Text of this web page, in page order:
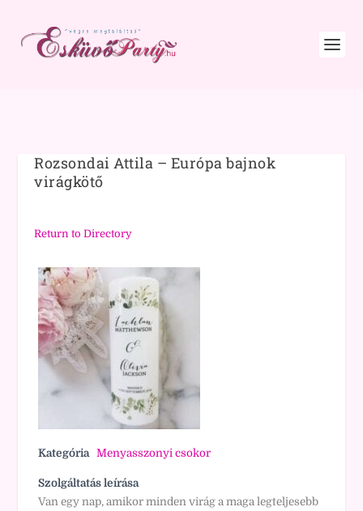
Rozsondai Attila – Európa bajnok
virágkötő
Return to Directory
Kategória Menyasszonyi csokor
Szolgáltatás leírása
Van egy nap, amikor minden virág a maga legteljesebb